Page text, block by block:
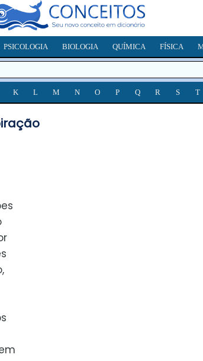
PSICOLOGIA BIOLOGIA QUÍMICA FÍSICA
K L M N O P Q R S T